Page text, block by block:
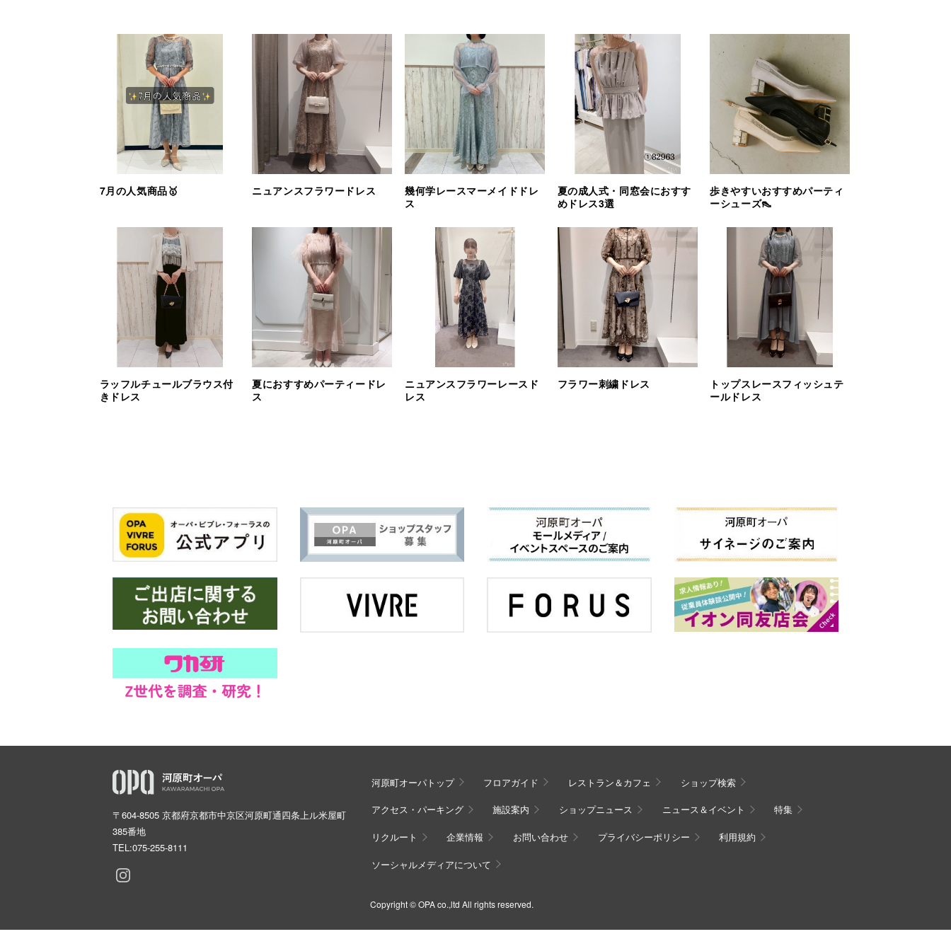
7月の人気商品🥇 ニュアンスフラワードレス
幾何学レースマーメイドドレ
ス
夏の成人式・同窓会におすす
めドレス3選
歩きやすいおすすめパーティ
ーシューズ👠
ラッフルチュールブラウス付
きドレス
夏におすすめパーティードレ
ス
ニュアンスフラワーレースド
レス
フラワー刺繍ドレス
トップスレースフィッシュテ
ールドレス
〒604-8505 京都府京都市中京区河原町通四条上ル米屋町
385番地
TEL:075-255-8111
河原町オーパトップ フロアガイド レストラン＆カフェ ショップ検索
アクセス・パーキング 施設案内 ショップニュース ニュース＆イベント 特集
リクルート 企業情報 お問い合わせ プライバシーポリシー 利用規約
ソーシャルメディアについて
Copyright © OPA co.,ltd All rights reserved.